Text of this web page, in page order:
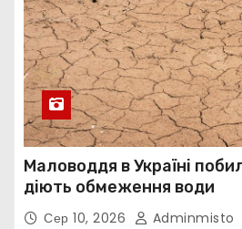
Маловоддя в Україні
діють обмеження води
Сер 10, 2026 Adminmisto